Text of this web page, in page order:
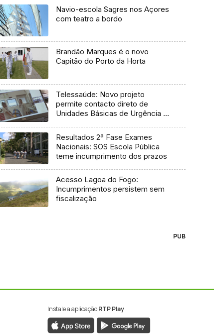
Navio-escola Sagres nos Açores
com teatro a bordo
Brandão Marques é o novo
Capitão do Porto da Horta
Telessaúde: Novo projeto
permite contacto direto de
Unidades Básicas de Urgência e
Resultados 2ª Fase Exames
Nacionais: SOS Escola Pública
teme incumprimento dos prazos
Acesso Lagoa do Fogo:
Incumprimentos persistem sem
fiscalização
PUB
Instale a aplicaçãoRTP Play